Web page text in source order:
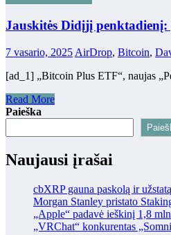
Jauskitės Didįjį penktadienį:
7 vasario, 2025 AirDrop, Bitcoin,
[ad_1] „Bitcoin Plus ETF“, naujas
Read More
Paieška
Naujausi įrašai
cbXRP gauna paskolą ir
Morgan Stanley pristato
„Apple“ padavė ieškinį 1,8
„VRChat“ konkurentas